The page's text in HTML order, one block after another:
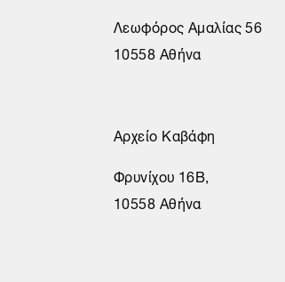
Λεωφόρος Αμαλίας 56
10558 Αθήνα
Αρχείο Καβάφη
Φρυνίχου 16Β,
10558 Αθήνα